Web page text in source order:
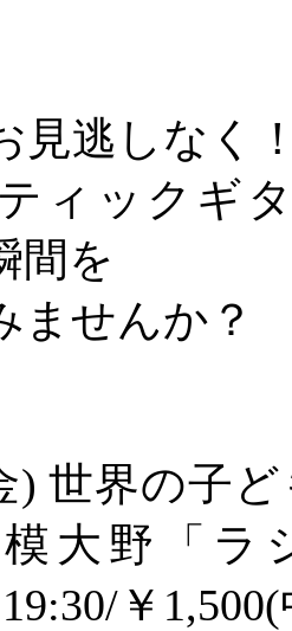
見逃しなく
ィックギ
間を
ませんか？
) 世界の子
大野「ラ
￥